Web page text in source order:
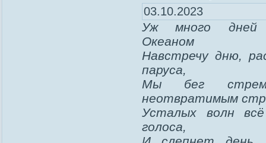
03.10.2023
Уж много дней
Океаном
Навстречу дню,
паруса,
Мы бег
неотвратимым
Усталых волн
голоса,